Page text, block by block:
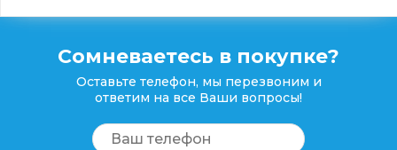
Сомневаетесь в покупке?
Оставьте телефон, мы перезвоним и
ответим на все Ваши вопросы!